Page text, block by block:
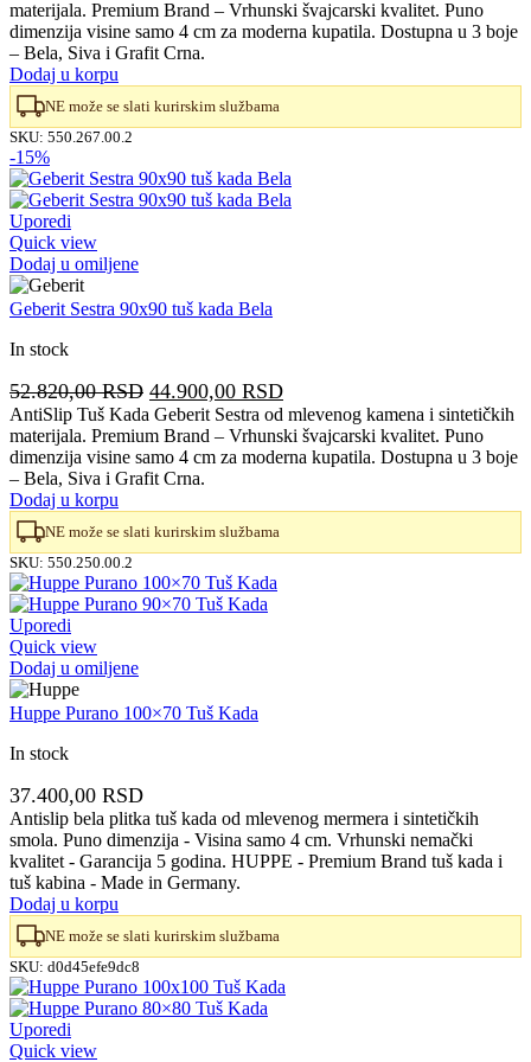
je
bila:
74.000,00 RSD.
je:
62.900,00 RSD.
materijala. Premium Brand – Vrhunski švajcarski kvalitet. Puno
dimenzija visine samo 4 cm za moderna kupatila. Dostupna u 3 boje
– Bela, Siva i Grafit Crna.
Dodaj u korpu
NE može se slati kurirskim službama
SKU: 550.267.00.2
-15%
Uporedi
Quick view
Dodaj u omiljene
Geberit Sestra 90x90 tuš kada Bela
In stock
52.820,00RSD Originalna
cena
je
bila:
52.820,00 RSD.
44.900,00 RSDTrenutna
cena
je:
44.900,00 RSD.
AntiSlip Tuš Kada Geberit Sestra od mlevenog kamena i sintetičkih
materijala. Premium Brand – Vrhunski švajcarski kvalitet. Puno
dimenzija visine samo 4 cm za moderna kupatila. Dostupna u 3 boje
– Bela, Siva i Grafit Crna.
Dodaj u korpu
NE može se slati kurirskim službama
SKU: 550.250.00.2
Uporedi
Quick view
Dodaj u omiljene
Huppe Purano 100×70 Tuš Kada
In stock
37.400,00 RSD
Antislip bela plitka tuš kada od mlevenog mermera i sintetičkih
smola. Puno dimenzija - Visina samo 4 cm. Vrhunski nemački
kvalitet - Garancija 5 godina. HUPPE - Premium Brand tuš kada i
tuš kabina - Made in Germany.
Dodaj u korpu
NE može se slati kurirskim službama
SKU: d0d45efe9dc8
Uporedi
Quick view